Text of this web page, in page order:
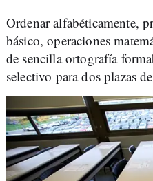
Ordenar alfabéticamente,
básico, operaciones
de sencilla ortografía
selectivo para dos plazas